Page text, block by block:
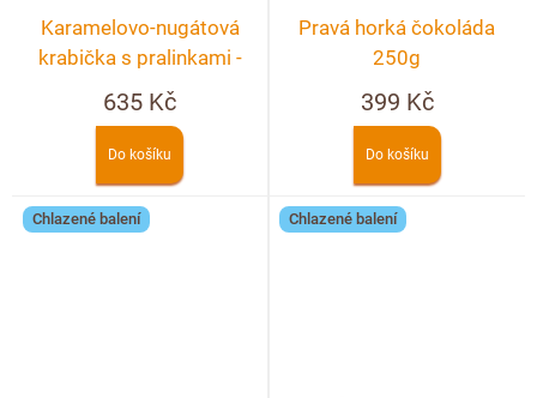
Karamelovo-nugátová
krabička s pralinkami -
635 Kč
Do košíku
Pravá horká čokoláda
250g
399 Kč
Do košíku
Chlazené balení Chlazené balení